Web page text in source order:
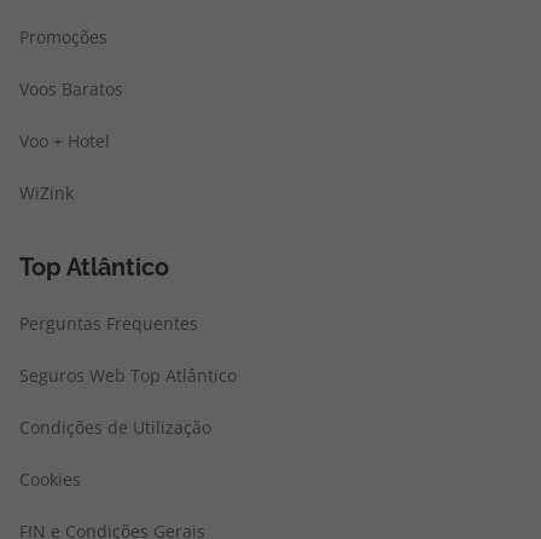
Promoções
Voos Baratos
Voo + Hotel
WiZink
Top Atlântico
Perguntas Frequentes
Seguros Web Top Atlântico
Condições de Utilização
Cookies
FIN e Condições Gerais